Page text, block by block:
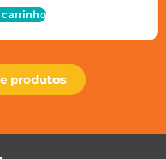
produtos